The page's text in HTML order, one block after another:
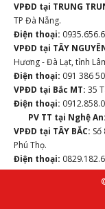
VPĐD tại TRUNG
TP Đà Nẵng.
Điện thoại:
VPĐD tại TÂY
Hương - Đà Lạt, tỉnh
Điện thoại: 091 386
VPĐD tại Bắc MT: 35
Điện thoại:
PV TT tại Nghệ An:
VPĐD tại TÂY BẮC:
Phú Thọ.
Điện thoại: